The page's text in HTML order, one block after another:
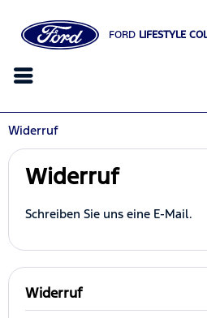
FORD LIFESTYLE
Widerruf
Widerruf
Schreiben Sie uns eine E-Mail.
Widerruf